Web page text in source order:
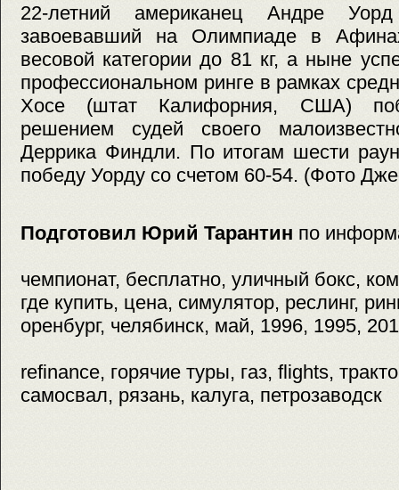
22-летний американец Андре
завоевавший на Олимпиаде в
весовой категории до 81 кг, а ныне
профессиональном ринге в рамках
Хосе (штат Калифорния, США)
решением судей своего
Деррика Финдли. По итогам шести
победу Уорду со счетом 60-54. (Фото
Подготовил Юрий Тарантин по
чемпионат, бесплатно, уличный бокс,
где купить, цена, симулятор, реслинг,
оренбург, челябинск, май, 1996, 1995,
refinance, горячие туры, газ, flights,
самосвал, рязань, калуга, петрозаводск